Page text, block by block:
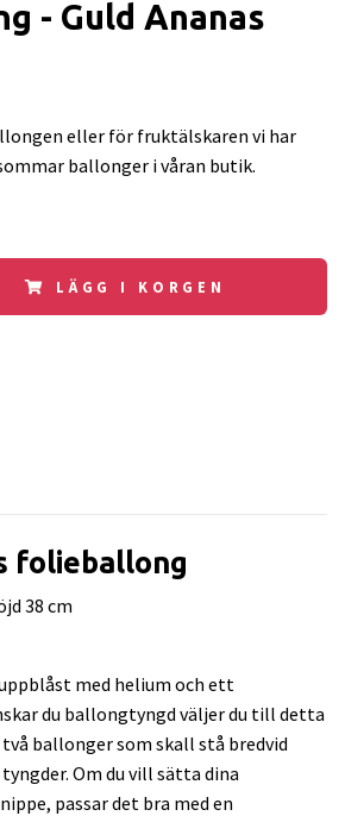
- Guld Ananas
eller för fruktälskaren vi har
ballonger i våran butik.
LÄGG I KORGEN
folieballong
38 cm
med helium och ett
du ballongtyngd väljer du till detta
ballonger som skall stå bredvid
Om du vill sätta dina
passar det bra med en